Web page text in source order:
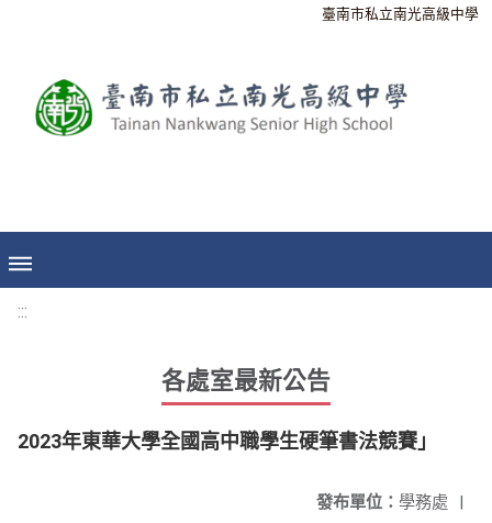
臺南市私立南光高級中學
:::
各處室最新公告
2023年東華大學全國高中職學生硬筆書法競賽」
發布單位： 學務處 |